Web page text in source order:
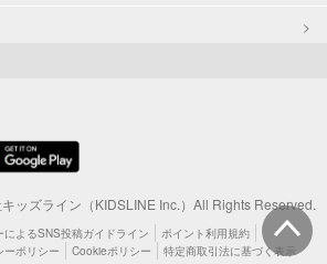
ッズライン（KIDSLINE Inc.）All Rights Reserved.
によるSNS投稿ガイドライン
ポイント利用規約
ーポリシー Cookieポリシー 特定商取引法に基づく表示